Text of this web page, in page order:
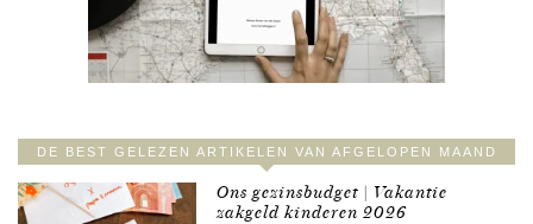
DE BEST GELEZEN ARTIKELEN VAN AFGELOPEN MAAND
Ons gezinsbudget | Vakantie
zakgeld kinderen 2026